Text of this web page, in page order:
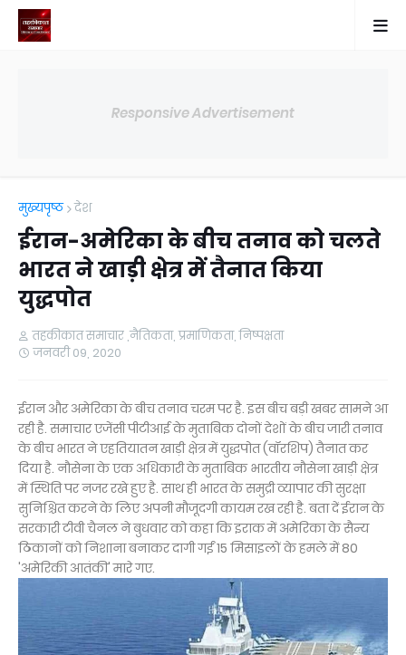
Responsive Advertisement
मुख्यपृष्ठ देश
ईरान-अमेरिका के बीच तनाव को चलते
भारत ने खाड़ी क्षेत्र में तैनात किया
युद्धपोत
तहकीकात समाचार ,नैतिकता, प्रमाणिकता, निष्पक्षता
जनवरी 09, 2020
ईरान और अमेरिका के बीच तनाव चरम पर है. इस बीच बड़ी खबर सामने आ
रही है. समाचार एजेंसी पीटीआई के मुताबिक दोनों देशों के बीच जारी तनाव
के बीच भारत ने एहतियातन खाड़ी क्षेत्र में युद्धपोत (वॉरशिप) तैनात कर
दिया है. नौसेना के एक अधिकारी के मुताबिक भारतीय नौसेना खाड़ी क्षेत्र
में स्थिति पर नजर रखे हुए है. साथ ही भारत के समुद्री व्यापार की सुरक्षा
सुनिश्चित करने के लिए अपनी मौजूदगी कायम रख रही है. बता दें ईरान के
सरकारी टीवी चैनल ने बुधवार को कहा कि इराक में अमेरिका के सैन्य
ठिकानों को निशाना बनाकर दागी गईं 15 मिसाइलों के हमले में 80
'अमेरिकी आतंकी' मारे गए.